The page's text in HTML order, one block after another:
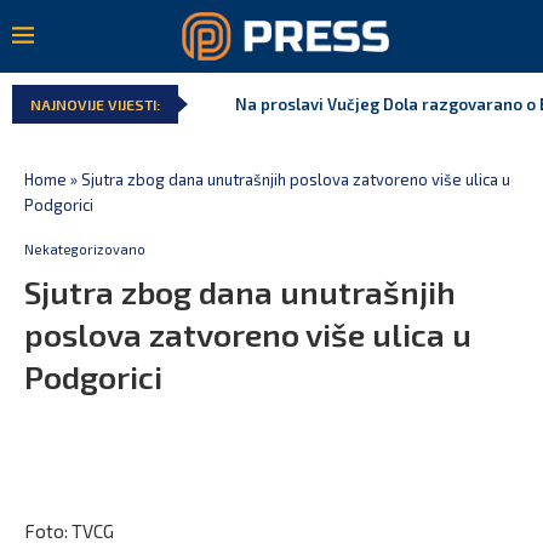
NAJNOVIJE VIJESTI: Na proslavi Vučjeg Dola razgovarano
Home »Sjutra zbog dana unutrašnjih poslova zatvoreno više ulica u
Podgorici
Nekategorizovano
Sjutra zbog dana unutrašnjih
poslova zatvoreno više ulica u
Podgorici
Foto: TVCG